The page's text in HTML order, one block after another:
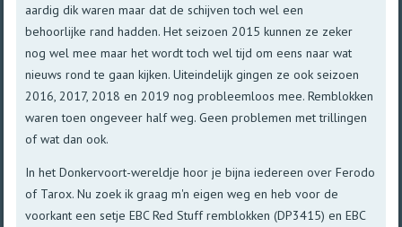
aardig dik waren maar dat de schijven toch wel een
behoorlijke rand hadden. Het seizoen 2015 kunnen ze zeker
nog wel mee maar het wordt toch wel tijd om eens naar wat
nieuws rond te gaan kijken. Uiteindelijk gingen ze ook seizoen
2016, 2017, 2018 en 2019 nog probleemloos mee. Remblokken
waren toen ongeveer half weg. Geen problemen met trillingen
of wat dan ook.
In het Donkervoort-wereldje hoor je bijna iedereen over Ferodo
of Tarox. Nu zoek ik graag m'n eigen weg en heb voor de
voorkant een setje EBC Red Stuff remblokken (DP3415) en EBC